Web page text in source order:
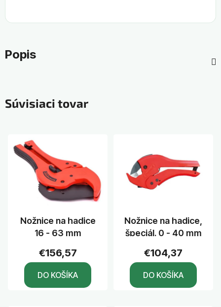
Popis
Súvisiaci tovar
Nožnice na hadice
16 - 63 mm
€156,57
DO KOŠÍKA
Nožnice na hadice,
špeciál. 0 - 40 mm
€104,37
DO KOŠÍKA